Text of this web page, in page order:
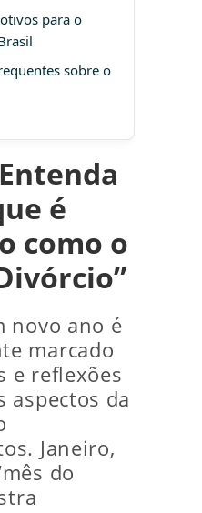
para o
sobre o
é
como o
novo ano é
marcado
e reflexões
aspectos da
Janeiro,
do